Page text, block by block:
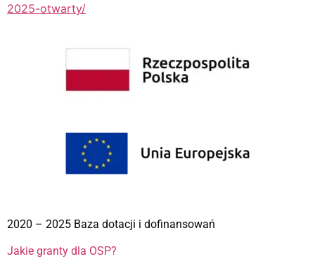
2025-otwarty/
2020 – 2025 Baza dotacji i dofinansowań
Jakie granty dla OSP?